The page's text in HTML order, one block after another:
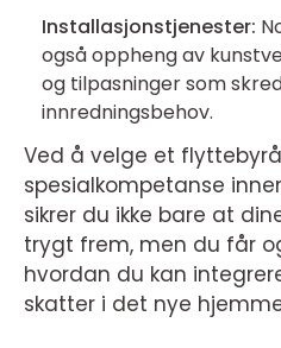
Installasjonstjenester:
også oppheng av
og tilpasninger som
innredningsbehov.
Ved å velge et
spesialkompetanse
sikrer du ikke bare at
trygt frem, men du får
hvordan du kan
skatter i det nye